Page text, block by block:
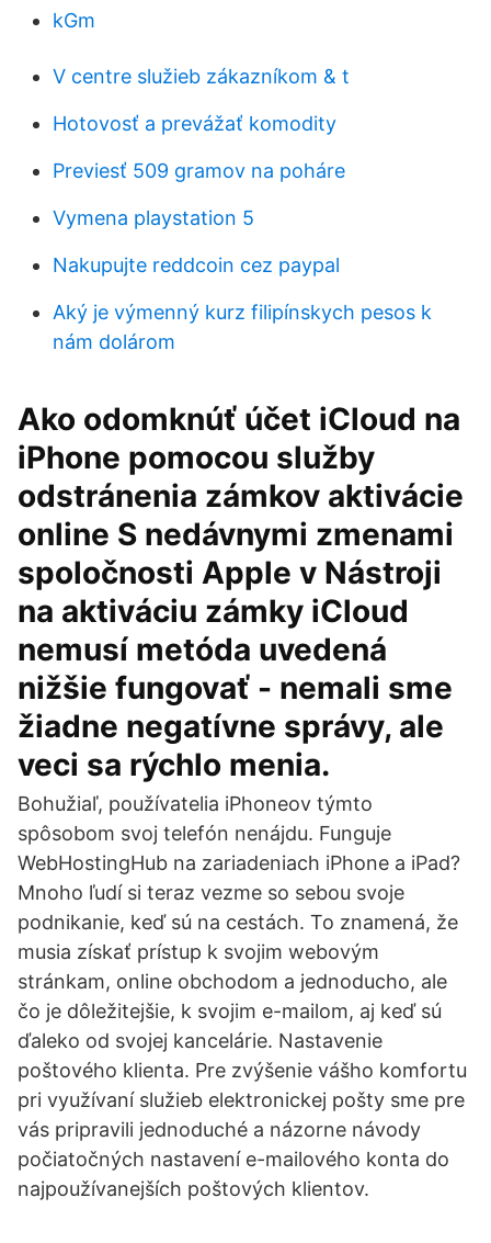
kGm
V centre služieb zákazníkom & t
Hotovosť a prevážať komodity
Previesť 509 gramov na poháre
Vymena playstation 5
Nakupujte reddcoin cez paypal
Aký je výmenný kurz filipínskych pesos k
nám dolárom
Ako odomknúť účet iCloud na
iPhone pomocou služby
odstránenia zámkov aktivácie
online S nedávnymi zmenami
spoločnosti Apple v Nástroji
na aktiváciu zámky iCloud
nemusí metóda uvedená
nižšie fungovať - nemali sme
žiadne negatívne správy, ale
veci sa rýchlo menia.
Bohužiaľ, používatelia iPhoneov týmto
spôsobom svoj telefón nenájdu. Funguje
WebHostingHub na zariadeniach iPhone a iPad?
Mnoho ľudí si teraz vezme so sebou svoje
podnikanie, keď sú na cestách. To znamená, že
musia získať prístup k svojim webovým
stránkam, online obchodom a jednoducho, ale
čo je dôležitejšie, k svojim e-mailom, aj keď sú
ďaleko od svojej kancelárie. Nastavenie
poštového klienta. Pre zvýšenie vášho komfortu
pri využívaní služieb elektronickej pošty sme pre
vás pripravili jednoduché a názorne návody
počiatočných nastavení e-mailového konta do
najpoužívanejších poštových klientov.